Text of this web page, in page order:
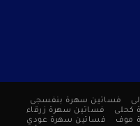
فساتين سهرة بنفسجى
كحلى
فساتين سهرة زرقاء
موف
فساتين سهرة عودي